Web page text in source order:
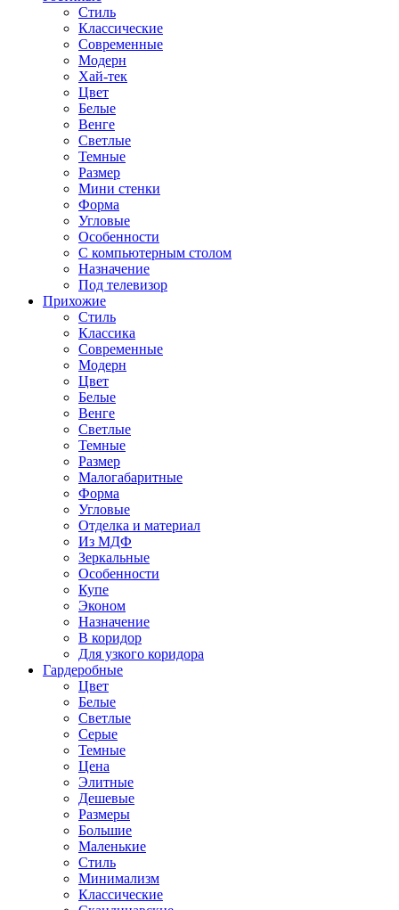
Стиль
Классические
Современные
Модерн
Хай-тек
Цвет
Белые
Венге
Светлые
Темные
Размер
Мини стенки
Форма
Угловые
Особенности
С компьютерным столом
Назначение
Под телевизор
Прихожие
Стиль
Классика
Современные
Модерн
Цвет
Белые
Венге
Светлые
Темные
Размер
Малогабаритные
Форма
Угловые
Отделка и материал
Из МДФ
Зеркальные
Особенности
Купе
Эконом
Назначение
В коридор
Для узкого коридора
Гардеробные
Цвет
Белые
Светлые
Серые
Темные
Цена
Элитные
Дешевые
Размеры
Большие
Маленькие
Стиль
Минимализм
Классические